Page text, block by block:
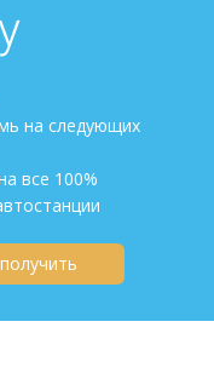
на следующих
все 100%